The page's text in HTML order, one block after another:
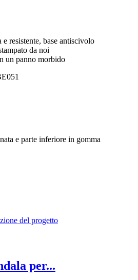
resistente, base antiscivolo
da noi
un panno morbido
e parte inferiore in gomma
per...